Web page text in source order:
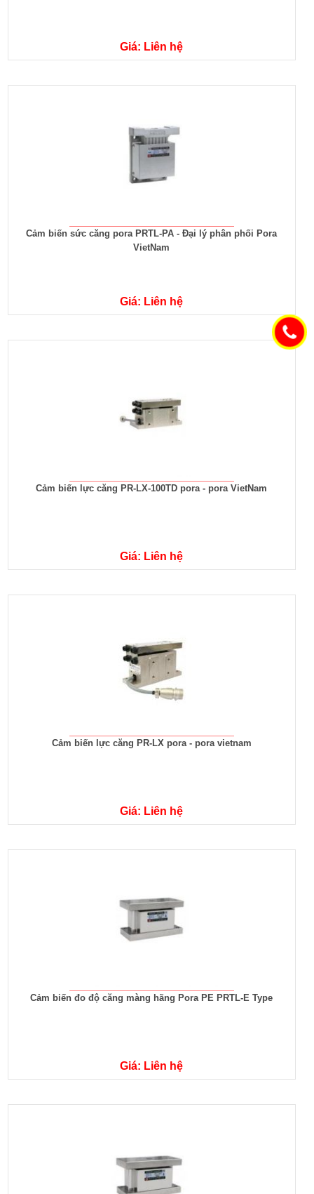
Giá: Liên hệ
Cảm biến sức căng pora PRTL-PA - Đại lý phân phối Pora
VietNam
Giá: Liên hệ
Cảm biến lực căng PR-LX-100TD pora - pora VietNam
Giá: Liên hệ
Cảm biến lực căng PR-LX pora - pora vietnam
Giá: Liên hệ
Cảm biến đo độ căng màng hãng Pora PE PRTL-E Type
Giá: Liên hệ